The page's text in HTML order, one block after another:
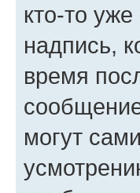
кто-то
надпись,
время
могут